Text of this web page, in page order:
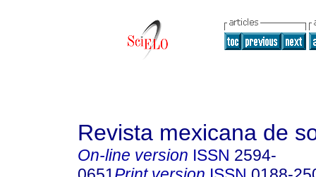
Revista mexicana de
On-line version ISSN 2594-